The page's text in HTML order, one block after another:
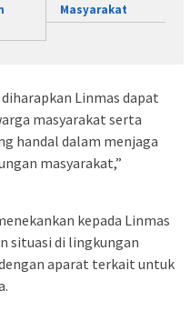
Masyarakat
Linmas dapat
masyarakat serta
handal dalam menjaga
masyarakat,”
kepada Linmas
situasi di lingkungan
aparat terkait untuk